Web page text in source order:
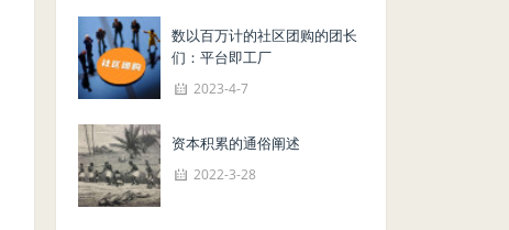
数以百万计的社区团购的团长
们：平台即工厂
2023-4-7
资本积累的通俗阐述
2022-3-28